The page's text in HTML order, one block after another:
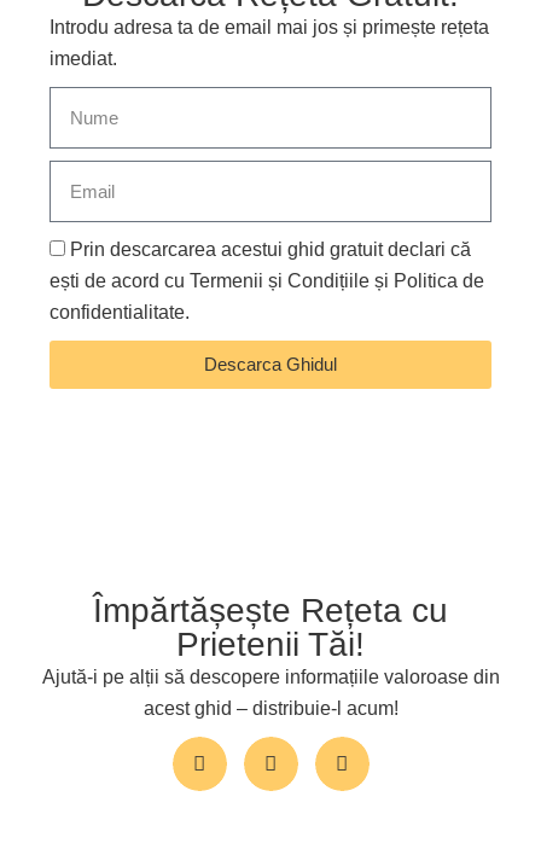
Introdu adresa ta de email mai jos și primește rețeta
imediat.
Prin descarcarea acestui ghid gratuit declari că
ești de acord cu Termenii și Condițiile și Politica de
confidentialitate.
Descarca Ghidul
Împărtășește Rețeta cu
Prietenii Tăi!
Ajută-i pe alții să descopere informațiile valoroase din
acest ghid – distribuie-l acum!